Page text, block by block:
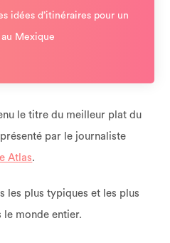
le titre du meilleur plat du
par le journaliste
Atlas.
les plus typiques et les plus
le monde entier.
idées d’itinéraires pour un
Mexique